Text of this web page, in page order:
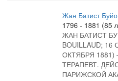
Жан Батист Буйо
1796 - 1881 (85
ЖАН БАТИСТ
BOUILLAUD;
ОКТЯБРЯ
ТЕРАПЕВТ.
ПАРИЖСКОЙ